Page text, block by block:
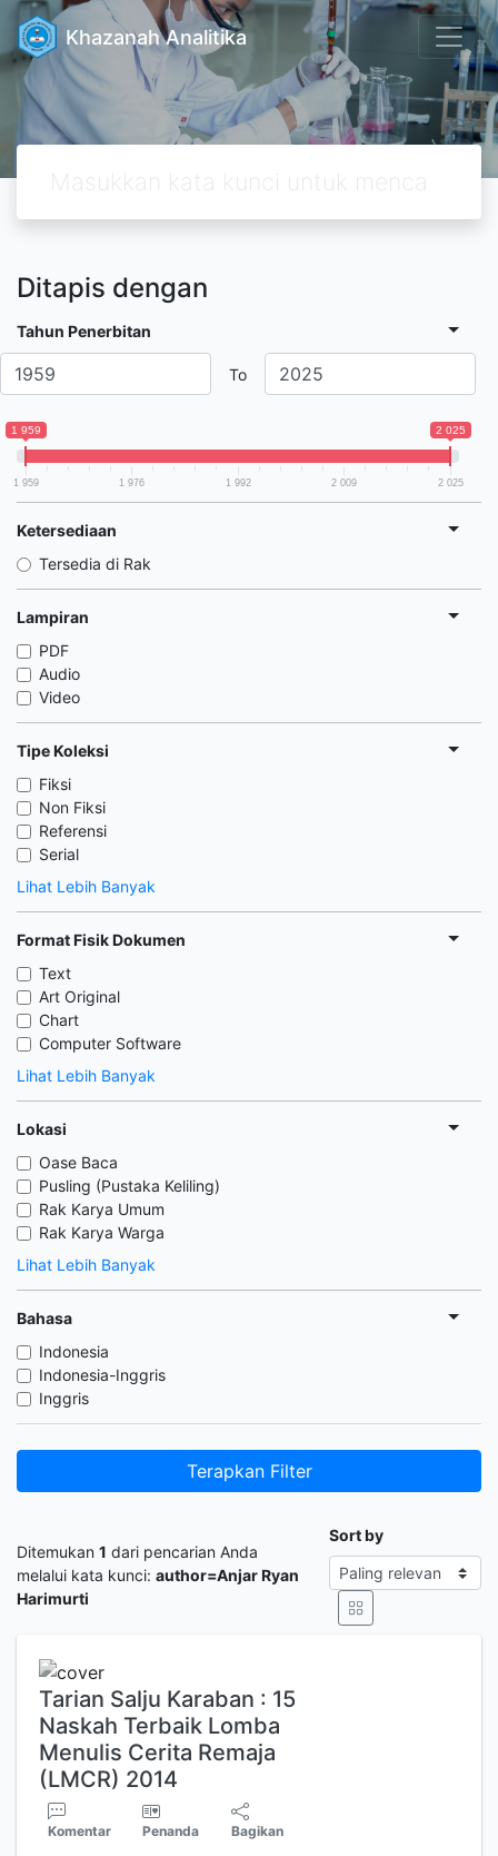
Khazanah Analitika
Ditapis dengan
Tahun Penerbitan
To
1 959 2 025
1 959 1 976 1 992 2 009 2 025
Ketersediaan
Tersedia di Rak
Lampiran
PDF
Audio
Video
Tipe Koleksi
Fiksi
Non Fiksi
Referensi
Serial
Lihat Lebih Banyak
Format Fisik Dokumen
Text
Art Original
Chart
Computer Software
Lihat Lebih Banyak
Lokasi
Oase Baca
Pusling (Pustaka Keliling)
Rak Karya Umum
Rak Karya Warga
Lihat Lebih Banyak
Bahasa
Indonesia
Indonesia-Inggris
Inggris
Terapkan Filter
Ditemukan 1 dari pencarian Anda
melalui kata kunci: author=Anjar Ryan
Harimurti
Sort by
Tarian Salju Karaban : 15
Naskah Terbaik Lomba
Menulis Cerita Remaja
(LMCR) 2014
Komentar Penanda Bagikan